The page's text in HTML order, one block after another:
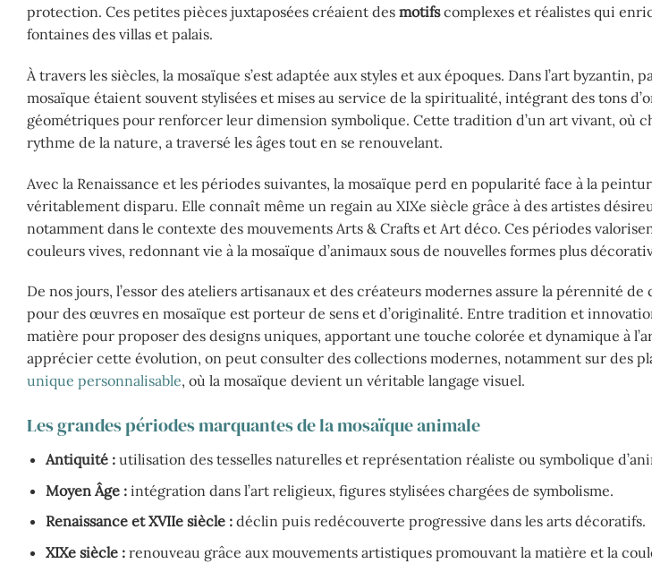
protection. Ces petites pièces juxtaposées créaient des motifscomplexes et réalistes qui
fontaines des villas et palais.
À travers les siècles, la mosaïque s’est adaptée aux styles et aux époques. Dans l’art byzantin,
mosaïque étaient souvent stylisées et mises au service de la spiritualité, intégrant des tons
géométriques pour renforcer leur dimension symbolique. Cette tradition d’un art vivant, où
rythme de la nature, a traversé les âges tout en se renouvelant.
Avec la Renaissance et les périodes suivantes, la mosaïque perd en popularité face à la
véritablement disparu. Elle connaît même un regain au XIXe siècle grâce à des artistes
notamment dans le contexte des mouvements Arts & Crafts et Art déco. Ces périodes
couleurs vives, redonnant vie à la mosaïque d’animaux sous de nouvelles formes plus
De nos jours, l’essor des ateliers artisanaux et des créateurs modernes assure la pérennité
pour des œuvres en mosaïque est porteur de sens et d’originalité. Entre tradition et
matière pour proposer des designs uniques, apportant une touche colorée et dynamique à
apprécier cette évolution, on peut consulter des collections modernes, notamment sur des
unique personnalisable, où la mosaïque devient un véritable langage visuel.
Les grandes périodes marquantes de la mosaïque animale
Antiquité :utilisation des tesselles naturelles et représentation réaliste ou symbolique
Moyen Âge :intégration dans l’art religieux, figures stylisées chargées de symbolisme.
Renaissance et XVIIe siècle :déclin puis redécouverte progressive dans les arts décoratifs.
XIXe siècle :renouveau grâce aux mouvements artistiques promouvant la matière et la